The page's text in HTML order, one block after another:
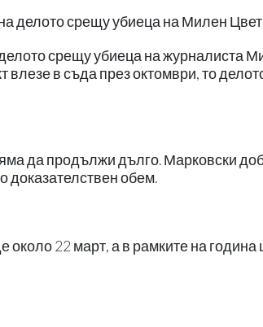
делото срещу убиеца на Милен
срещу убиеца на журналиста
влезе в съда през октомври, то
да продължи дълго. Марковски
доказателствен обем.
около 22 март, а в рамките на година